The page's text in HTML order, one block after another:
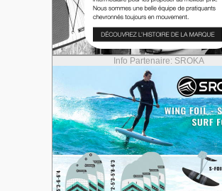
Info Partenaire: SROKA